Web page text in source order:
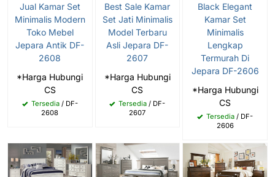
Jual Kamar Set
Minimalis Modern
Toko Mebel
Jepara Antik DF-
2608
*Harga Hubungi
CS
Tersedia/ DF-
2608
Best Sale Kamar
Set Jati Minimalis
Model Terbaru
Asli Jepara DF-
2607
*Harga Hubungi
CS
Tersedia / DF-
2607
Black Elegant
Kamar Set
Minimalis
Lengkap
Termurah Di
Jepara DF-2606
*Harga Hubungi
CS
Tersedia / DF-
2606